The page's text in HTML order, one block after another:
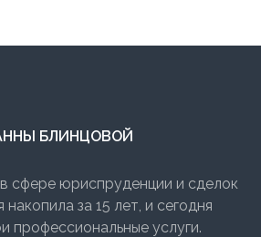
БЛИНЦОВОЙ
сфере юриспруденции и сделок
за 15 лет, и сегодня
профессиональные услуги.